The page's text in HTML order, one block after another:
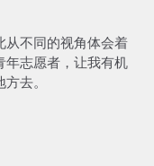
从不同的视角体会着
年志愿者，让我有机
方去。